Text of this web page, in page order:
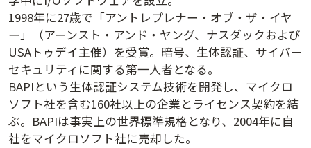
1998年に27歳で「アントレプレナー・オブ・ザ・イヤ
ー」（アーンスト・アンド・ヤング、ナスダックおよび
USAトゥデイ主催）を受賞。暗号、生体認証、サイバー
セキュリティに関する第一人者となる。
BAPIという生体認証システム技術を開発し、マイクロ
ソフト社を含む160社以上の企業とライセンス契約を結
ぶ。BAPIは事実上の世界標準規格となり、2004年に自
社をマイクロソフト社に売却した。
講演日程ダウンロード